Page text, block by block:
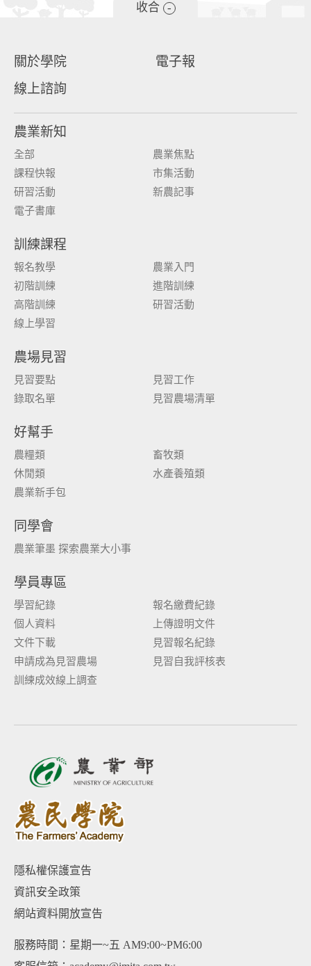
收合 -
關於學院
電子報
線上諮詢
農業新知
全部
農業焦點
課程快報
市集活動
研習活動
新農記事
電子書庫
訓練課程
報名教學
農業入門
初階訓練
進階訓練
高階訓練
研習活動
線上學習
農場見習
見習要點
見習工作
錄取名單
見習農場清單
好幫手
農糧類
畜牧類
休閒類
水產養殖類
農業新手包
同學會
農業筆墨 探索農業大小事
學員專區
學習紀錄
報名繳費紀錄
個人資料
上傳證明文件
文件下載
見習報名紀錄
申請成為見習農場
見習自我評核表
訓練成效線上調查
隱私權保護宣告
資訊安全政策
網站資料開放宣告
服務時間：星期一~五 AM9:00~PM6:00